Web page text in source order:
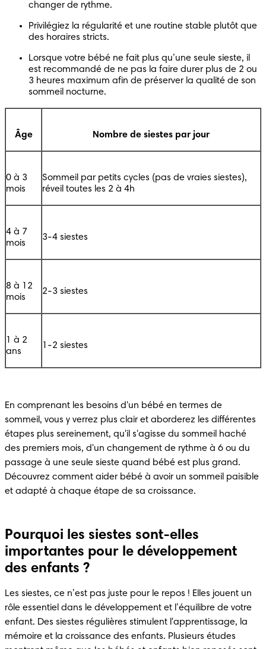
changer de rythme.
Privilégiez la régularité et une routine stable plutôt que
des horaires stricts.
Lorsque votre bébé ne fait plus qu’une seule sieste, il
est recommandé de ne pas la faire durer plus de 2 ou
3 heures maximum afin de préserver la qualité de son
sommeil nocturne.
Âge Nombre de siestes par jour
0 à 3
mois
Sommeil par petits cycles (pas de vraies siestes),
réveil toutes les 2 à 4h
4 à 7
mois
3-4 siestes
8 à 12
mois
2-3 siestes
1 à 2
ans
1-2 siestes
En comprenant les besoins d'un bébé en termes de
sommeil, vous y verrez plus clair et aborderez les différentes
étapes plus sereinement, qu'il s'agisse du sommeil haché
des premiers mois, d'un changement de rythme à 6 ou du
passage à une seule sieste quand bébé est plus grand.
Découvrez comment aider bébé à avoir un sommeil paisible
et adapté à chaque étape de sa croissance.
Pourquoi les siestes sont-elles
importantes pour le développement
des enfants ?
Les siestes, ce n’est pas juste pour le repos ! Elles jouent un
rôle essentiel dans le développement et l’équilibre de votre
enfant. Des siestes régulières stimulent l'apprentissage, la
mémoire et la croissance des enfants. Plusieurs études